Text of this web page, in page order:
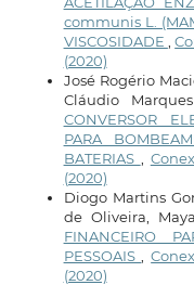
communis L.
VISCOSIDADE
,
(2020)
José Rogério
Cláudio
CONVERSOR
PARA
BATERIAS
(2020)
Diogo Martins
de Oliveira,
FINANCEIRO
PESSOAIS
,
(2020)